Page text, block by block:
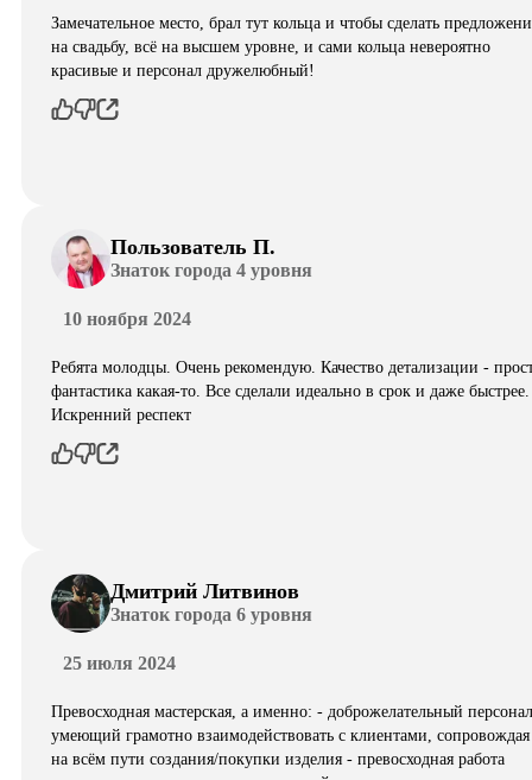
Замечательное место, брал тут кольца и чтобы сделать
на свадьбу, всё на высшем уровне, и сами кольца невероятно
красивые и персонал дружелюбный!
Пользователь П.
Знаток города 4 уровня
10 ноября 2024
Ребята молодцы. Очень рекомендую. Качество детализации -
фантастика какая-то. Все сделали идеально в срок и даже быстрее.
Искренний респект
Дмитрий Литвинов
Знаток города 6 уровня
25 июля 2024
Превосходная мастерская, а именно: - доброжелательный
умеющий грамотно взаимодействовать с клиентами,
на всём пути создания/покупки изделия - превосходная работа